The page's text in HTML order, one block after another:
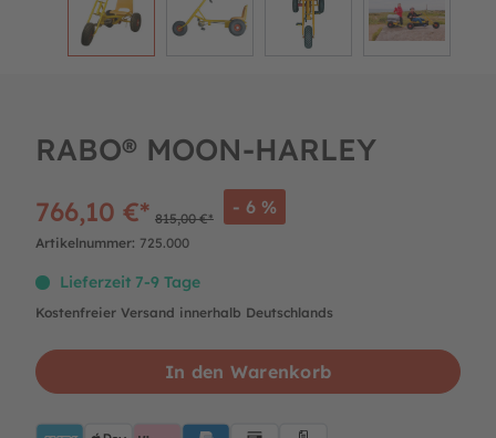
RABO® MOON-HARLEY
766,10 €* 815,00 €*
- 6 %
Artikelnummer: 725.000
Lieferzeit 7-9 Tage
Kostenfreier Versand innerhalb Deutschlands
In den Warenkorb
ApplePayKlarna PayPalBlueLastschrift